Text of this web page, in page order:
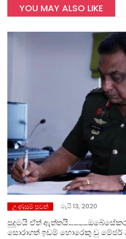
YOU MAY ALSO LIKE
උණුසුම් පුවත් මැයි 13, 2020
පුදුමයි ඒත්
සොරාගත් ඉඩම් හොරෙකු වු මේජර් ජෙනරාල් සුමේධ පෙරේරා